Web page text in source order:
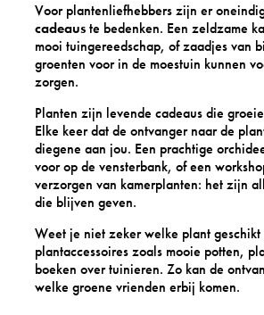
Voor plantenliefhebbers zijn er
cadeauste bedenken. Een zeldzame
mooi tuingereedschap, of zaadjes van
groenten voor in de moestuin kunnen
zorgen.
Planten zijn levende cadeaus die
Elke keer dat de ontvanger naar de
diegene aan jou. Een prachtige
voor op de vensterbank, of een
verzorgen van kamerplanten: het zijn
die blijven geven.
Weet je niet zeker welke plant geschikt
plantaccessoires zoals mooie potten,
boeken over tuinieren. Zo kan de
welke groene vrienden erbij komen.